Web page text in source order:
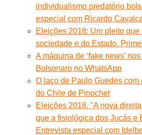
individualismo predatório
especial com Ricardo
Eleições 2018: Um pleito que
sociedade e do Estado.
A máquina de ‘fake news’
Bolsonaro no WhatsApp
O laço de Paulo Guedes com
do Chile de Pinochet
Eleições 2018. "A nova
que a fisiológica dos Jucás e
Entrevista especial com